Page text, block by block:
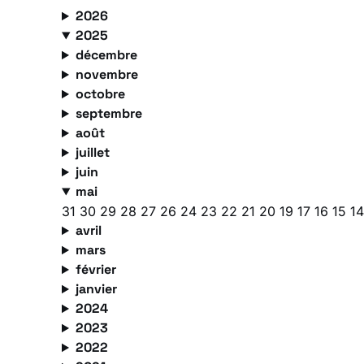
2026
2025
décembre
novembre
octobre
septembre
août
juillet
juin
mai
31 30 29 28 27 26 24 23 22 21 20 19 17 16 15 14
avril
mars
février
janvier
2024
2023
2022